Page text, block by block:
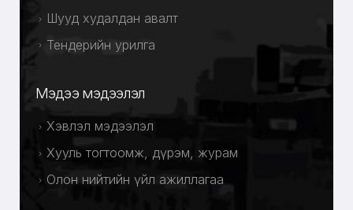
Шууд худалдан авалт
Тендерийн урилга
Мэдээ мэдээлэл
Хэвлэл мэдээлэл
Хууль тогтоомж, дүрэм, журам
Олон нийтийн үйл ажиллагаа